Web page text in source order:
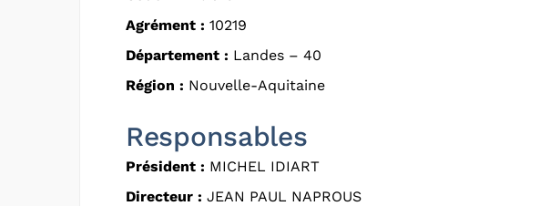
Agrément : 10219
Département : Landes – 40
Région : Nouvelle-Aquitaine
Responsables
Président : MICHEL IDIART
Directeur : JEAN PAUL NAPROUS